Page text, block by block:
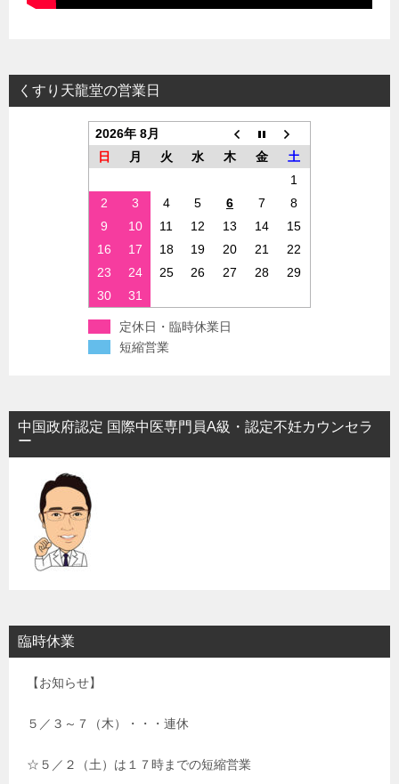
くすり天龍堂の営業日
2026年 8月
日
月 火 水 木 金
土
1
2
3 4 5 6 7
8
9
10 11 12 13 14
15
16
17 18 19 20 21
22
23
24 25 26 27 28
29
30
31
定休日・臨時休業日
短縮営業
中国政府認定 国際中医専門員A級・認定不妊カウンセラ
ー
臨時休業
【お知らせ】
５／３～７（木）・・・連休
☆５／２（土）は１７時までの短縮営業